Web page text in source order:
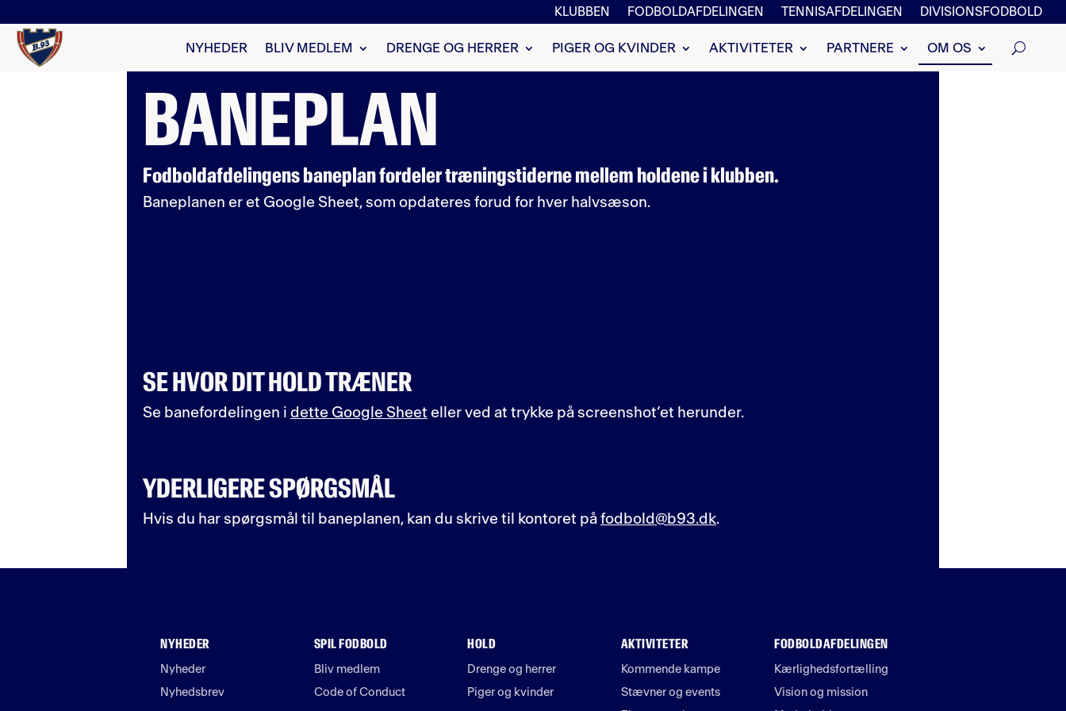
KLUBBEN FODBOLDAFDELINGEN TENNISAFDELINGEN DIVISIONSFODBOLD
NYHEDER BLIV MEDLEM DRENGE OG HERRER PIGER OG KVINDER AKTIVITETER PARTNERE OM OS
BANEPLAN
Fodboldafdelingens baneplan fordeler træningstiderne mellem holdene i klubben.
Baneplanen er et Google Sheet, som opdateres forud for hver halvsæson.
SE HVOR DIT HOLD TRÆNER
Se banefordelingen i dette Google Sheet eller ved at trykke på screenshot’et herunder.
YDERLIGERE SPØRGSMÅL
Hvis du har spørgsmål til baneplanen, kan du skrive til kontoret på fodbold@b93.dk.
NYHEDER
Nyheder
Nyhedsbrev
SPIL FODBOLD
Bliv medlem
Code of Conduct
HOLD
Drenge og herrer
Piger og kvinder
AKTIVITETER
Kommende kampe
Stævner og events
FODBOLDAFDELINGEN
Kærlighedsfortælling
Vision og mission